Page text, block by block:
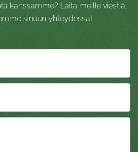
kanssamme? Laita meille viestiä,
sinuun yhteydessä!